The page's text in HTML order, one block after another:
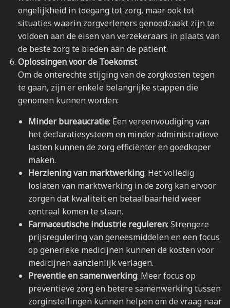
ongelijkheid in toegang tot zorg, maar ook tot
situaties waarin zorgverleners genoodzaakt zijn te
voldoen aan de eisen van verzekeraars in plaats van
de beste zorg te bieden aan de patiënt.
Oplossingen voor de Toekomst
Om de onterechte stijging van de zorgkosten tegen
te gaan, zijn er enkele belangrijke stappen die
genomen kunnen worden:
Minder bureaucratie: Een vereenvoudiging van
het declaratiesysteem en minder administratieve
lasten kunnen de zorg efficiënter en goedkoper
maken.
Herziening van marktwerking: Het volledig
loslaten van marktwerking in de zorg kan ervoor
zorgen dat kwaliteit en betaalbaarheid weer
centraal komen te staan.
Farmaceutische industrie reguleren: Strengere
prijsregulering van geneesmiddelen en een focus
op generieke medicijnen kunnen de kosten voor
medicijnen aanzienlijk verlagen.
Preventie en samenwerking: Meer focus op
preventieve zorg en betere samenwerking tussen
zorginstellingen kunnen helpen om de vraag naar